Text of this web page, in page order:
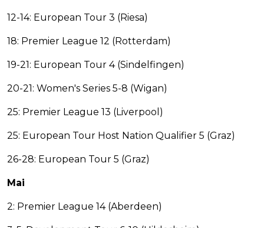
12-14: European Tour 3 (Riesa)
18: Premier League 12 (Rotterdam)
19-21: European Tour 4 (Sindelfingen)
20-21: Women's Series 5-8 (Wigan)
25: Premier League 13 (Liverpool)
25: European Tour Host Nation Qualifier 5 (Graz)
26-28: European Tour 5 (Graz)
Mai
2: Premier League 14 (Aberdeen)